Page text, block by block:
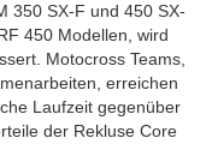
350 SX-F und 450 SX-
450 Modellen, wird
Motocross Teams,
erreichen
Laufzeit gegenüber
der Rekluse Core